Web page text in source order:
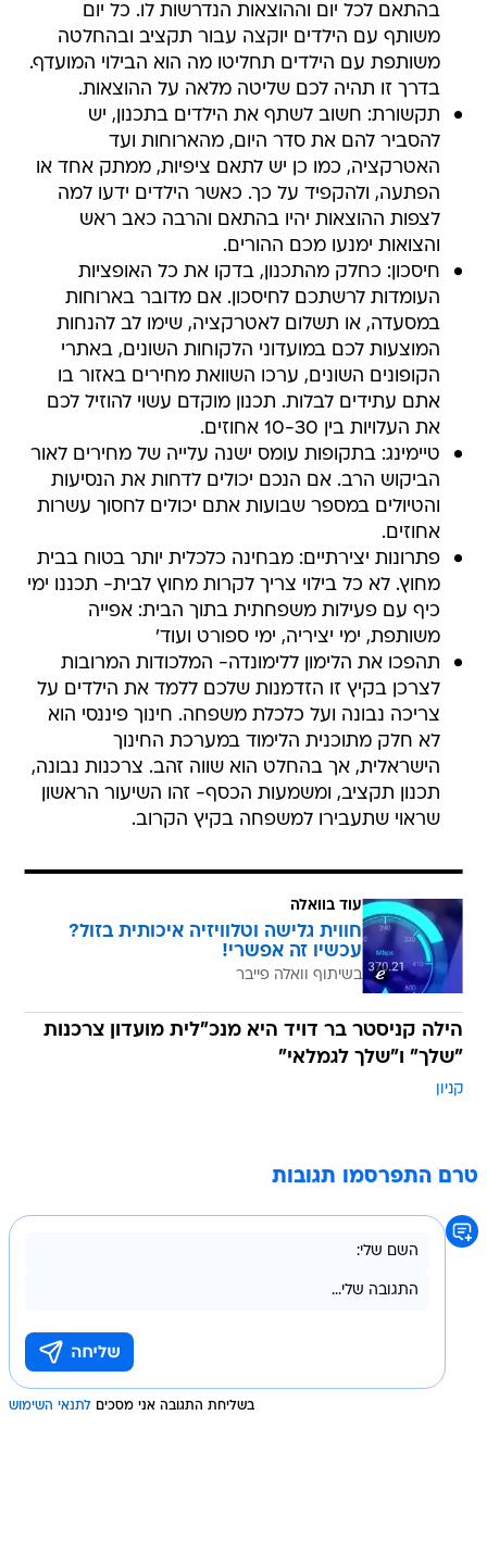
בהתאם לכל יום וההוצאות הנדרשות לו. כל יום
משותף עם הילדים יוקצה עבור תקציב ובהחלטה
משותפת עם הילדים תחליטו מה הוא הבילוי המועדף.
בדרך זו תהיה לכם שליטה מלאה על ההוצאות.
תקשורת: חשוב לשתף את הילדים בתכנון, יש
להסביר להם את סדר היום, מהארוחות ועד
האטרקציה, כמו כן יש לתאם ציפיות, ממתק אחד או
הפתעה, ולהקפיד על כך. כאשר הילדים ידעו למה
לצפות ההוצאות יהיו בהתאם והרבה כאב ראש
והצואות ימנעו מכם ההורים.
חיסכון: כחלק מהתכנון, בדקו את כל האופציות
העומדות לרשתכם לחיסכון. אם מדובר בארוחות
במסעדה, או תשלום לאטרקציה, שימו לב להנחות
המוצעות לכם במועדוני הלקוחות השונים, באתרי
הקופונים השונים, ערכו השוואת מחירים באזור בו
אתם עתידים לבלות. תכנון מוקדם עשוי להוזיל לכם
את העלויות בין 10-30 אחוזים.
טיימינג: בתקופות עומס ישנה עלייה של מחירים לאור
הביקוש הרב. אם הנכם יכולים לדחות את הנסיעות
והטיולים במספר שבועות אתם יכולים לחסוך עשרות
אחוזים.
פתרונות יצירתיים: מבחינה כלכלית יותר בטוח בבית
מחוץ. לא כל בילוי צריך לקרות מחוץ לבית- תכננו ימי
כיף עם פעילות משפחתית בתוך הבית: אפייה
משותפת, ימי יציריה, ימי ספורט ועוד'
תהפכו את הלימון ללימונדה- המלכודות המרובות
לצרכן בקיץ זו הזדמנות שלכם ללמד את הילדים על
צריכה נבונה ועל כלכלת משפחה. חינוך פיננסי הוא
לא חלק מתוכנית הלימוד במערכת החינוך
הישראלית, אך בהחלט הוא שווה זהב. צרכנות נבונה,
תכנון תקציב, ומשמעות הכסף- זהו השיעור הראשון
שראוי שתעבירו למשפחה בקיץ הקרוב.
עוד בוואלה
חווית גלישה וטלוויזיה איכותית בזול?
עכשיו זה אפשרי!
בשיתוף וואלה פייבר
הילה קניסטר בר דויד היא מנכ"לית מועדון צרכנות
"שלך" ו"שלך לגמלאי"
קניון
טרם התפרסמו תגובות
בשליחת התגובה אני מסכים לתנאי השימוש